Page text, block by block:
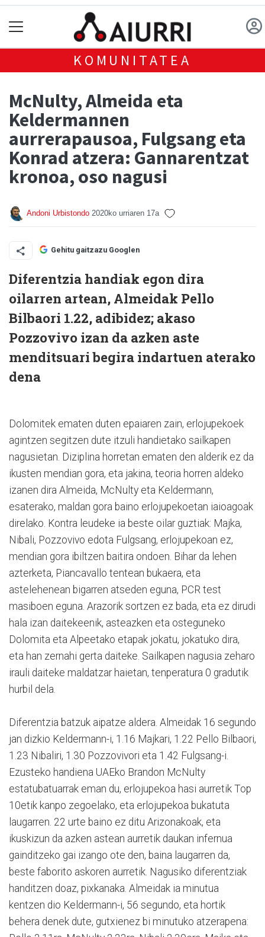
KOMUNITATEA
McNulty, Almeida eta
Keldermannen
aurrerapausoa, Fulgsang eta
Konrad atzera: Gannarentzat
kronoa, oso nagusi
Andoni Urbistondo 2020ko urriaren 17a
Gehitu gaitzazu Googlen
Diferentzia handiak egon dira
oilarren artean, Almeidak Pello
Bilbaori 1.22, adibidez; akaso
Pozzovivo izan da azken aste
menditsuari begira indartuen aterako
dena
Dolomitek ematen duten epaiaren zain, erlojupekoek
agintzen segitzen dute itzuli handietako sailkapen
nagusietan. Diziplina horretan ematen den alderik ez da
ikusten mendian gora, eta jakina, teoria horren aldeko
izanen dira Almeida, McNulty eta Keldermann,
esaterako, maldan gora baino erlojupekoetan iaioagoak
direlako. Kontra leudeke ia beste oilar guztiak: Majka,
Nibali, Pozzovivo edota Fulgsang, erlojupekoan ez,
mendian gora ibiltzen baitira ondoen. Bihar da lehen
azterketa, Piancavallo tentean bukaera, eta
astelehenean bigarren atseden eguna, PCR test
masiboen eguna. Arazorik sortzen ez bada, eta ez dirudi
hala izan daitekeenik, asteazken eta osteguneko
Dolomita eta Alpeetako etapak jokatu, jokatuko dira,
eta han zernahi gerta daiteke. Sailkapen nagusia zeharo
irauli daiteke maldatzar haietan, tenperatura 0 gradutik
hurbil dela.
Diferentzia batzuk aipatze aldera. Almeidak 16 segundo
jan dizkio Keldermann-i, 1.16 Majkari, 1.22 Pello Bilbaori,
1.23 Nibaliri, 1.30 Pozzovivori eta 1.42 Fulgsang-i.
Ezusteko handiena UAEko Brandon McNulty
estatubatuarrak eman du, erlojupekoa hasi aurretik Top
10etik kanpo zegoelako, eta erlojupekoa bukatuta
laugarren. 22 urte baino ez ditu Arizonakoak, eta
ikuskizun da azken astean aurretik daukan infernua
gainditzeko gai izango ote den, baina laugarren da,
beste faborito askoren aurretik. Nagusiko diferentziak
handitzen doaz, pixkanaka. Almeidak ia minutua
kentzen dio Keldermann-i, 56 segundo, eta hortik
behera denek dute, gutxienez bi minutuko atzerapena: